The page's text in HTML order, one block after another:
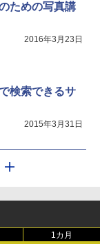
ための写真講
2016年3月23日
検索できるサ
2015年3月31日
1カ月